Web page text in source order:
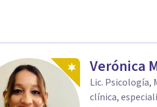
Verónica
Lic. Psicología,
clínica,